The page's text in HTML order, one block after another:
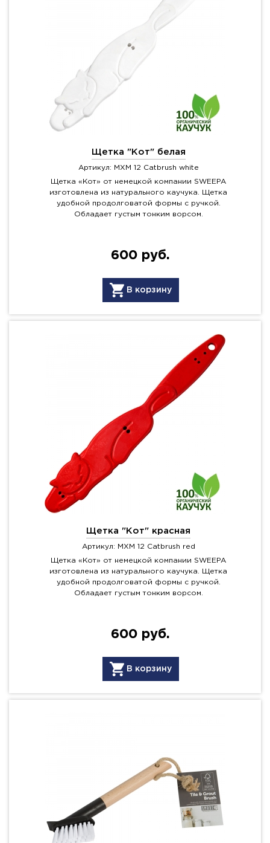
Щетка "Кот" белая
Артикул: MXM 12 Catbrush white
Щетка «Кот» от немецкой компании SWEEPA
изготовлена из натурального каучука. Щетка
удобной продолговатой формы с ручкой.
Обладает густым тонким ворсом.
600 руб.
В корзину
Щетка "Кот" красная
Артикул: MXM 12 Catbrush red
Щетка «Кот» от немецкой компании SWEEPA
изготовлена из натурального каучука. Щетка
удобной продолговатой формы с ручкой.
Обладает густым тонким ворсом.
600 руб.
В корзину